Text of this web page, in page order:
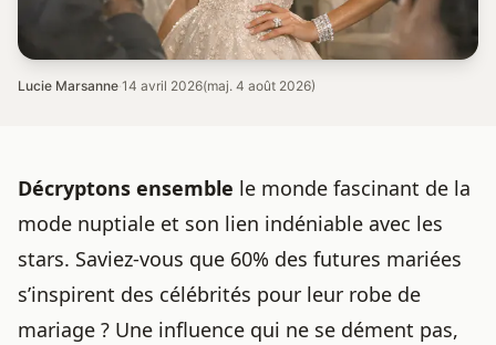
Lucie Marsanne·14 avril 2026(maj. 4 août 2026)
Décryptons ensemble le monde fascinant de la
mode nuptiale et son lien indéniable avec les
stars. Saviez-vous que 60% des futures mariées
s’inspirent des célébrités pour leur robe de
mariage ? Une influence qui ne se dément pas,